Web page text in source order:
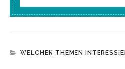
WELCHEN THEMEN